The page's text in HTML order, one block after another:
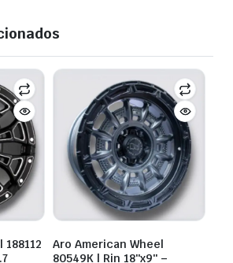
Aro American Wheel
80549K | Rin 18″x9″ –